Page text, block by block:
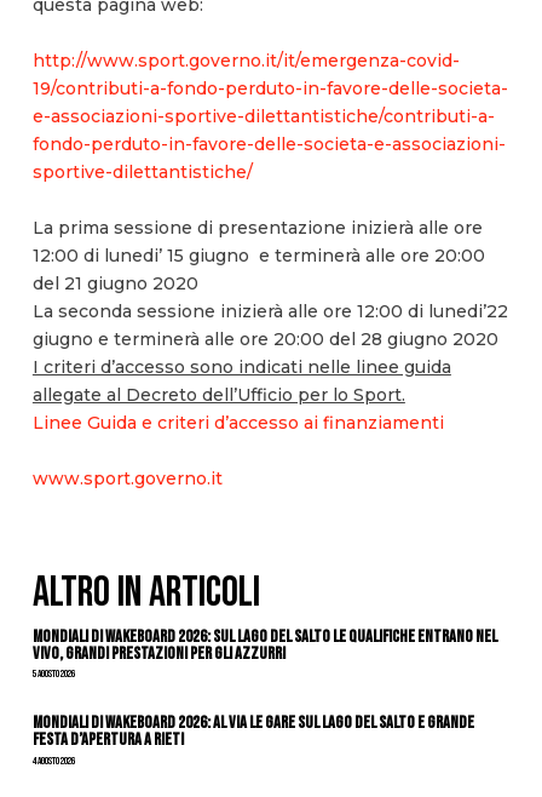
questa pagina web:
http://www.sport.governo.it/it/emergenza-covid-
19/contributi-a-fondo-perduto-in-favore-delle-societa-
e-associazioni-sportive-dilettantistiche/contributi-a-
fondo-perduto-in-favore-delle-societa-e-associazioni-
sportive-dilettantistiche/
La prima sessione di presentazione inizierà alle ore
12:00 di lunedi’ 15 giugno e terminerà alle ore 20:00
del 21 giugno 2020
La seconda sessione inizierà alle ore 12:00 di lunedi’22
giugno e terminerà alle ore 20:00 del 28 giugno 2020
I criteri d’accesso sono indicati nelle linee guida
allegate al Decreto dell’Ufficio per lo Sport.
Linee Guida e criteri d’accesso ai finanziamenti
www.sport.governo.it
ALTRO IN ARTICOLI
Mondiali di Wakeboard 2026: sul Lago del Salto le qualifiche entrano nel
vivo, grandi prestazioni per gli azzurri
5 Agosto 2026
Mondiali di Wakeboard 2026: al via le gare sul Lago del Salto e grande
festa d’apertura a Rieti
4 Agosto 2026